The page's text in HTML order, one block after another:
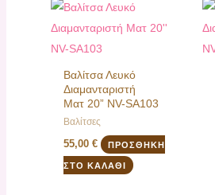
Βαλίτσα Λευκό
Διαμανταριστή
Ματ 20” NV-SA103
Βαλίτσες
55,00€ ΠΡΟΣΘΉΚΗ
ΣΤΟ ΚΑΛΆΘΙ